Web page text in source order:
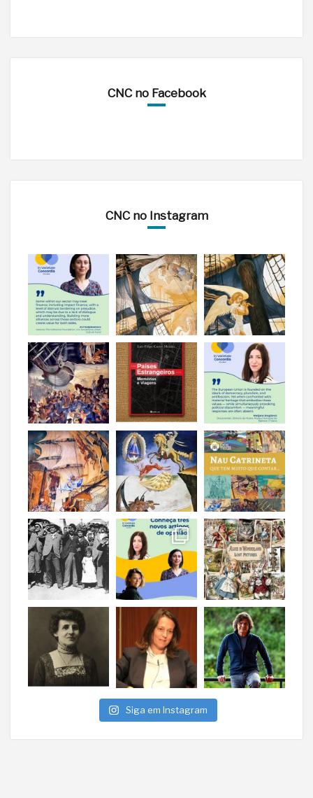
CNC no Facebook
CNC no Instagram
Siga em Instagram